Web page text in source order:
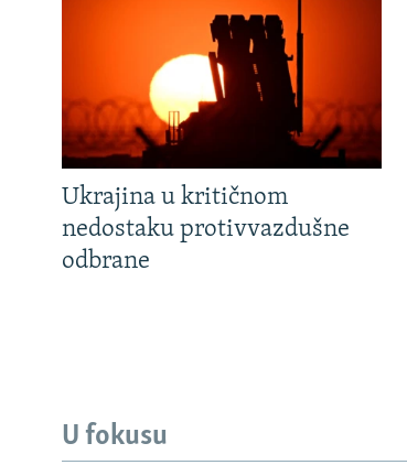
Ukrajina u kritičnom
nedostaku protivvazdušne
odbrane
U fokusu